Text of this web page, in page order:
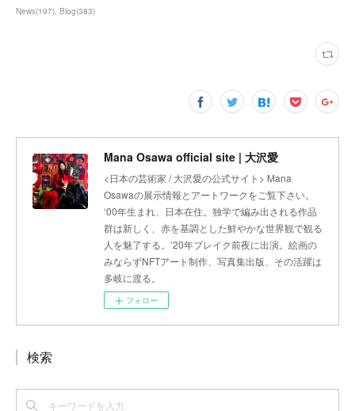
News(197) Blog(383)
Mana Osawa official site | 大沢愛
<日本の芸術家 / 大沢愛の公式サイト> Mana
Osawaの展示情報とアートワークをご覧下さい。
‘00年生まれ、日本在住。独学で編み出される作品
群は新しく、赤を基調とした鮮やかな世界観で観る
人を魅了する。’20年ブレイク前夜に出演。絵画の
みならずNFTアート制作、写真集出版、その活躍は
多岐に渡る。
フォロー
検索